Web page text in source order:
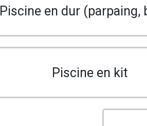
Piscine en dur (parpaing,
Piscine en kit